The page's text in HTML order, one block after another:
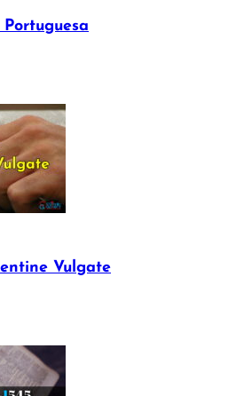
Vulgate